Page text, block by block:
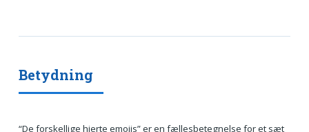
Betydning
“De forskellige hjerte emojis” er en fællesbetegnelse for et sæt